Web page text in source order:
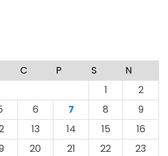
C P S
N
1
2
6 7 8
9
13 14 15
16
20 21 22
23